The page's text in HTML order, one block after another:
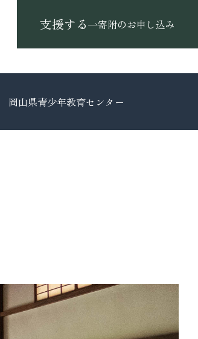
支援する 寄附のお申し込み
岡山県青少年教育センター